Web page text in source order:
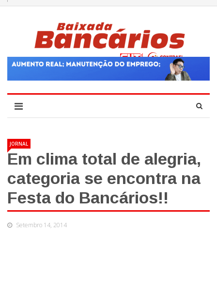
JORNAL
Em clima total de alegria,
categoria se encontra na
Festa do Bancários!!
Setembro 14, 2014